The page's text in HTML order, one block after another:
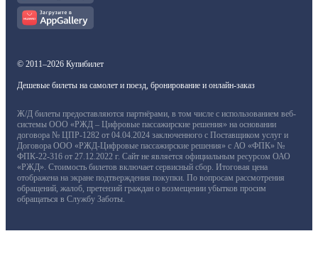
© 2011–2026 Купибилет
Дешевые билеты на самолет и поезд, бронирование и онлайн-заказ
Ж/Д билеты предоставляются партнёрами, в том числе с использованием веб-
системы ООО «РЖД – Цифровые пассажирские решения» на основании
договора № ЦПР-1282 от 04.04.2024 заключенного с Поставщиком услуг и
Договора ООО «РЖД-Цифровые пассажирские решения» с АО «ФПК» №
ФПК-22-316 от 27.12.2022 г. Сайт не является официальным ресурсом ОАО
«РЖД». Стоимость билетов включает сервисный сбор. Итоговая цена
отображена на экране подтверждения покупки. По вопросам рассмотрения
обращений, жалоб, претензий граждан о возмещении убытков просим
обращаться в Службу Заботы.